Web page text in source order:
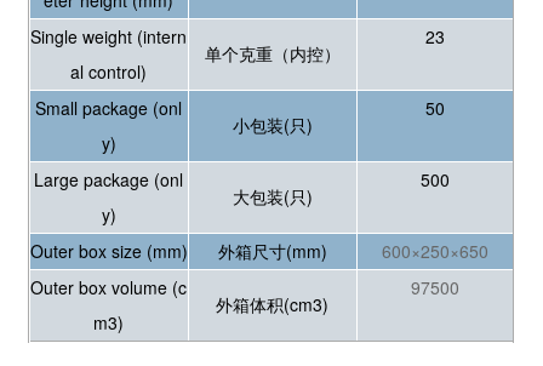
Single weight (intern
al control)
单个克重（内控）
23
Small package (onl
y)
小包装(只)
50
Large package (onl
y)
大包装(只)
500
Outer box size (mm) 外箱尺寸(mm)
600×250×650
Outer box volume (c
m3)
外箱体积(cm3)
97500